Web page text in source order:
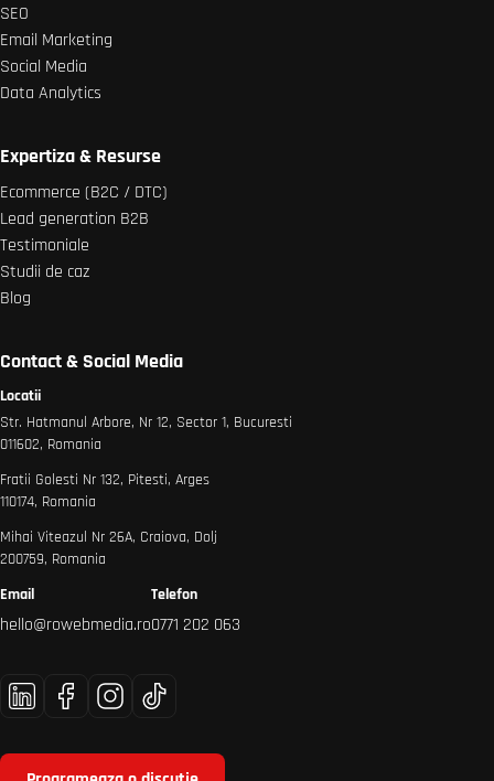
SEO
Email Marketing
Social Media
Data Analytics
Expertiza & Resurse
Ecommerce (B2C / DTC)
Lead generation B2B
Testimoniale
Studii de caz
Blog
Contact & Social Media
Locatii
Str. Hatmanul Arbore, Nr 12, Sector 1, Bucuresti
011602, Romania
Fratii Golesti Nr 132, Pitesti, Arges
110174, Romania
Mihai Viteazul Nr 26A, Craiova, Dolj
200759, Romania
Email
hello@rowebmedia.ro
Telefon
0771 202 063